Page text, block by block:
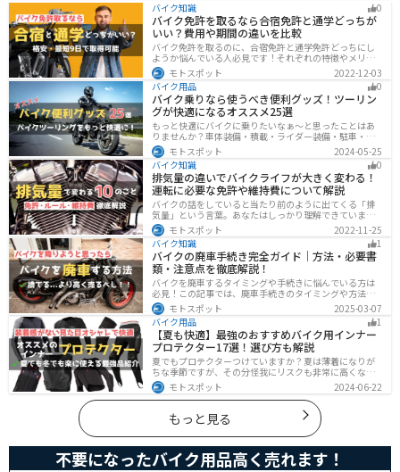
バイク知識 0
バイク免許を取るなら合宿免許と通学どっちが
いい？費用や期間の違いを比較
バイク免許を取るのに、合宿免許と通学免許どっちにし
ようか悩んでいる人必見です！それぞれの特徴やメリッ
トデメリットをまとめました。早く安く免許取得したい
なら合宿免許、他人と関わらず取りたいなら通学免許が
オススメです。自分に合った免許取得方法を選んでくだ
さいね。
モトスポット
2022-12-03
バイク用品
0
バイク乗りなら使うべき便利グッズ！ツーリン
グが快適になるオススメ25選
もっと快適にバイクに乗りたいなぁ〜と思ったことはあ
りませんか？車体装備・積載・ライダー装備・駐車・メ
ンテ・トラブル対応の6ジャンルで、バイクをもっと快適
にするオススメ便利グッズを紹介します！
モトスポット
2024-05-25
バイク知識
0
排気量の違いでバイクライフが大きく変わる！
運転に必要な免許や維持費について解説
バイクの話をしていると当たり前のように出てくる「排
気量」という言葉。あなたはしっかり理解できています
か？ バイクはクルマと違い、排気量によって必要な免
許・走れる道路の区分・車検の有無などが細かく変わっ
てきます。これらはバイクライフに大きく関わるもので
すので、正しく理解しておきましょう。
モトスポット
2022-11-25
バイク知識
1
バイクの廃車手続き完全ガイド｜方法・必要書
類・注意点を徹底解説！
バイクを廃車するタイミングや手続きに悩んでいる方は
必見！この記事では、廃車手続きのタイミングや方法、
流れを解説しています。実は、手続きの注意点や業者に
依頼する際のポイントがあります。記事を読めば、バイ
クの廃車手続きがスムーズに行えるでしょう。
モトスポット
2025-03-07
バイク用品
1
【夏も快適】最強のおすすめバイク用インナー
プロテクター17選！選び方も解説
夏でもプロテクターつけていますか？夏は薄着になりが
ちな季節ですが、その分怪我にリスクも非常に高くなり
ます。夏こそプロテクターをつけるようにしましょう。通
気性や速乾性に優れたインナープロテクターであれば夏
場でも快適に使用できます。今回は快適なインナープロ
テクターをまとめて紹介します。
モトスポット 2024-06-22
もっと見る
不要になったバイク用品高く売れます！